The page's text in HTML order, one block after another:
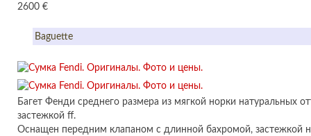
2600 €
Baguette
Багет Фенди среднего размера из мягкой норки натуральных
застежкой ff.
Оснащен передним клапаном с длинной бахромой, застежкой